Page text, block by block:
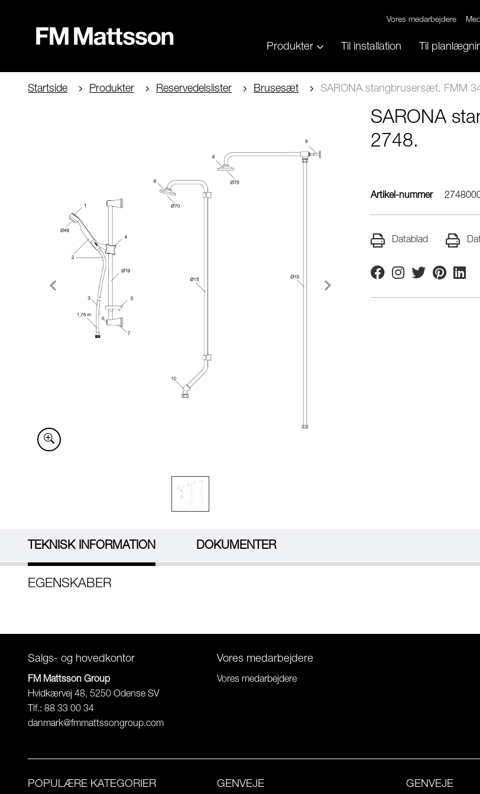
Vores medarbejdere
Produkter Til installation Til
Startside Produkter Reservedelslister Brusesæt SARONA stangbrusersæt. FMM
SARONA
2748.
Artikel-nummer
Datablad
FacebookInstagram
TwitterPinterest
TEKNISK INFORMATION DOKUMENTER
EGENSKABER
Salgs- og hovedkontor
FM Mattsson Group
Hvidkærvej 48, 5250 Odense SV
Tlf.: 88 33 00 34
danmark@fmmattssongroup.com
Vores medarbejdere
Vores medarbejdere
POPULÆRE KATEGORIER GENVEJE GENVEJE